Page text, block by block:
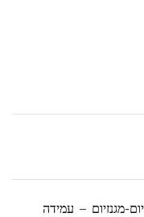
אלומיניום-מגנזיום – עמידה